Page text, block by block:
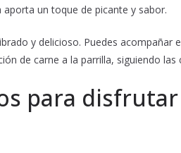
un toque de picante y sabor.
y delicioso. Puedes acompañar
de carne a la parrilla, siguiendo las
para